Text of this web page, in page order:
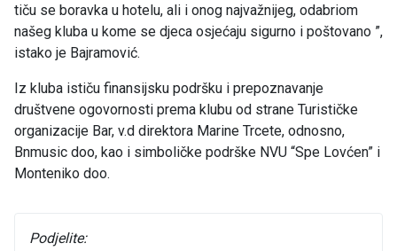
tiču se boravka u hotelu, ali i onog najvažnijeg, odabriom
našeg kluba u kome se djeca osjećaju sigurno i poštovano ”,
istako je Bajramović.
Iz kluba ističu finansijsku podršku i prepoznavanje
društvene ogovornosti prema klubu od strane Turističke
organizacije Bar, v.d direktora Marine Trcete, odnosno,
Bnmusic doo, kao i simboličke podrške NVU “Spe Lovćen” i
Monteniko doo.
Podjelite: